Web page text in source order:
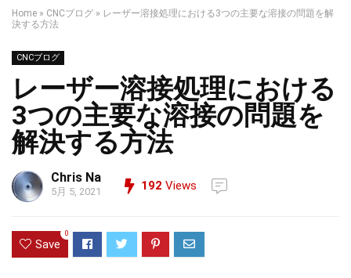
Home » CNCブログ » レーザー溶接処理における3つの主要な溶接の問題を解
決する方法
CNCブログ
レーザー溶接処理における
3つの主要な溶接の問題を
解決する方法
Chris Na
5月 5, 2021 192 Views
Save
0